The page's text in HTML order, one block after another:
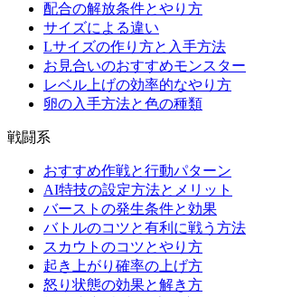
配合の解放条件とやり方
サイズによる違い
Lサイズの作り方と入手方法
お見合いのおすすめモンスター
レベル上げの効率的なやり方
卵の入手方法と色の種類
戦闘系
おすすめ作戦と行動パターン
AI特技の設定方法とメリット
バーストの発生条件と効果
バトルのコツと有利に戦う方法
スカウトのコツとやり方
起き上がり確率の上げ方
怒り状態の効果と解き方